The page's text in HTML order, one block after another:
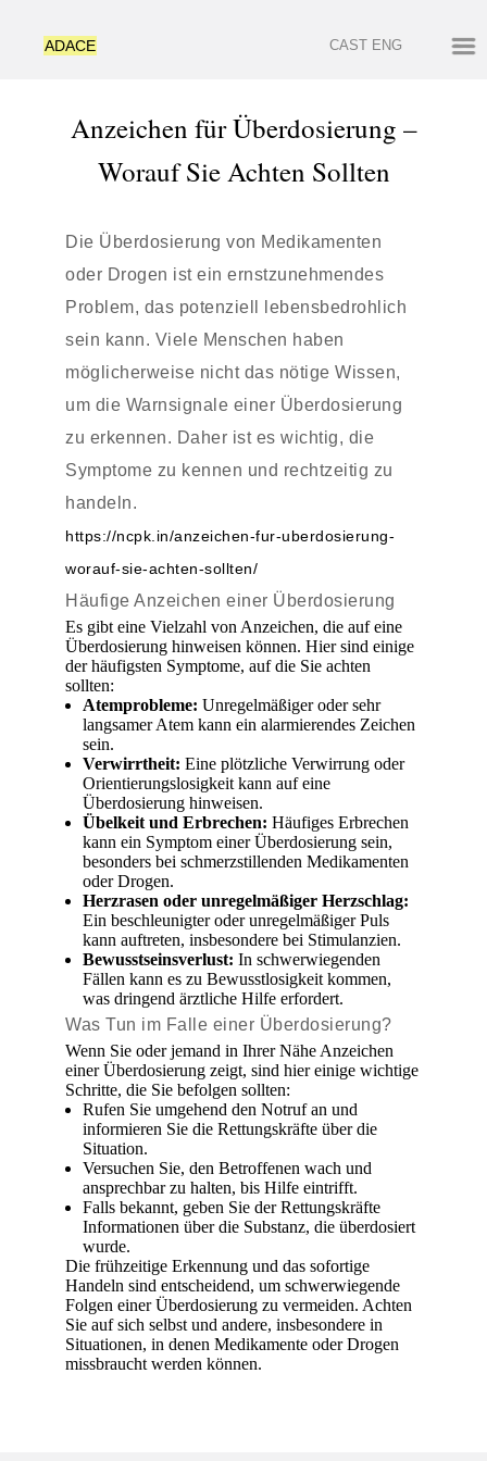
ADACE CAST ENG
Anzeichen für Überdosierung –
Worauf Sie Achten Sollten
Die Überdosierung von Medikamenten
oder Drogen ist ein ernstzunehmendes
Problem, das potenziell lebensbedrohlich
sein kann. Viele Menschen haben
möglicherweise nicht das nötige Wissen,
um die Warnsignale einer Überdosierung
zu erkennen. Daher ist es wichtig, die
Symptome zu kennen und rechtzeitig zu
handeln.
https://ncpk.in/anzeichen-fur-uberdosierung-
worauf-sie-achten-sollten/
Häufige Anzeichen einer Überdosierung
Es gibt eine Vielzahl von Anzeichen, die auf eine
Überdosierung hinweisen können. Hier sind einige
der häufigsten Symptome, auf die Sie achten
sollten:
Atemprobleme: Unregelmäßiger oder sehr
langsamer Atem kann ein alarmierendes Zeichen
sein.
Verwirrtheit: Eine plötzliche Verwirrung oder
Orientierungslosigkeit kann auf eine
Überdosierung hinweisen.
Übelkeit und Erbrechen: Häufiges Erbrechen
kann ein Symptom einer Überdosierung sein,
besonders bei schmerzstillenden Medikamenten
oder Drogen.
Herzrasen oder unregelmäßiger Herzschlag:
Ein beschleunigter oder unregelmäßiger Puls
kann auftreten, insbesondere bei Stimulanzien.
Bewusstseinsverlust: In schwerwiegenden
Fällen kann es zu Bewusstlosigkeit kommen,
was dringend ärztliche Hilfe erfordert.
Was Tun im Falle einer Überdosierung?
Wenn Sie oder jemand in Ihrer Nähe Anzeichen
einer Überdosierung zeigt, sind hier einige wichtige
Schritte, die Sie befolgen sollten:
Rufen Sie umgehend den Notruf an und
informieren Sie die Rettungskräfte über die
Situation.
Versuchen Sie, den Betroffenen wach und
ansprechbar zu halten, bis Hilfe eintrifft.
Falls bekannt, geben Sie der Rettungskräfte
Informationen über die Substanz, die überdosiert
wurde.
Die frühzeitige Erkennung und das sofortige
Handeln sind entscheidend, um schwerwiegende
Folgen einer Überdosierung zu vermeiden. Achten
Sie auf sich selbst und andere, insbesondere in
Situationen, in denen Medikamente oder Drogen
missbraucht werden können.